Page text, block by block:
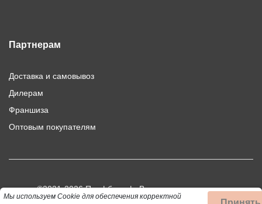
Партнерам
Доставка и самовывоз
Дилерам
Франшиза
Оптовым покупателям
©2021-2026 Профбыт.рф. Все права защищены.
Мы используем Cookie для обеспечения корректной